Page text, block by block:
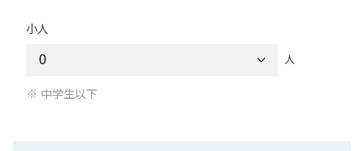
小人
人
中学生以下